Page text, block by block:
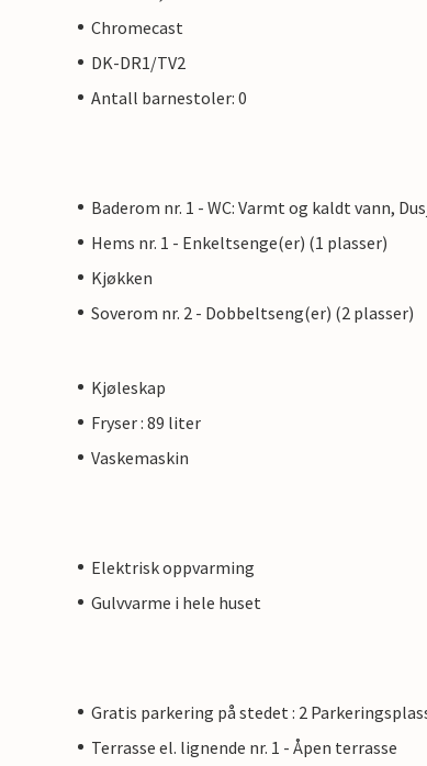
Chromecast
DK-DR1/TV2
Antall barnestoler: 0
Baderom nr. 1 - WC: Varmt og kaldt vann,
Hems nr. 1 - Enkeltsenge(er) (1 plasser)
Kjøkken
Soverom nr. 2 - Dobbeltseng(er) (2 plasser)
Kjøleskap
Fryser : 89 liter
Vaskemaskin
Elektrisk oppvarming
Gulvvarme i hele huset
Gratis parkering på stedet : 2
Terrasse el. lignende nr. 1 - Åpen terrasse